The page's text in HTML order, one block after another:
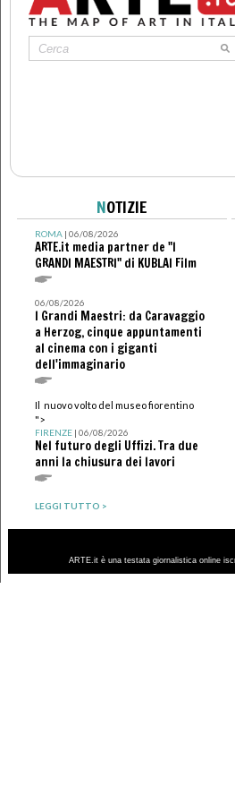
NOTIZIE
ROMA| 06/08/2026
ARTE.it media partner de "I
GRANDI MAESTRI" di KUBLAI Film
06/08/2026
I Grandi Maestri: da Caravaggio
a Herzog, cinque appuntamenti
al cinema con i giganti
dell'immaginario
Il nuovo volto del museo fiorentino
">
FIRENZE| 06/08/2026
Nel futuro degli Uffizi. Tra due
anni la chiusura dei lavori
LEGGI TUTTO >
ARTE.it è una testata giornalistica online